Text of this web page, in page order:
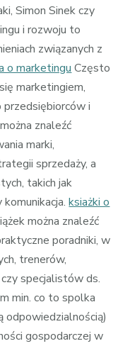
Simon Sinek czy
i rozwoju to
związanych z
o marketingu Często
marketingiem,
przedsiębiorców i
znaleźć
marki,
sprzedaży, a
takich jak
komunikacja.ksiażki o
można znaleźć
poradniki, w
trenerów,
specjalistów ds.
min. co to spolka
odpowiedzialnością)
gospodarczej w